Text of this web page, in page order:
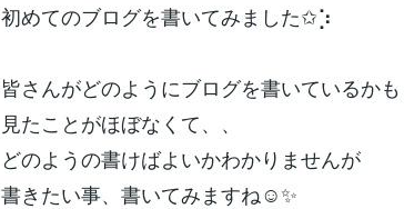
初めてのブログを書いてみました✩︎⡱
皆さんがどのようにブログを書いているかも
見たことがほぼなくて、、
どのようの書けばよいかわかりませんが
書きたい事、書いてみますね☺️✨